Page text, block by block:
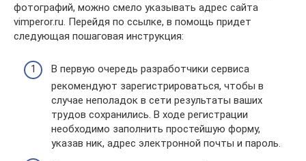
фотографий, можно смело указывать адрес сайта
vimperor.ru. Перейдя по ссылке, в помощь придет
следующая пошаговая инструкция:
В первую очередь разработчики сервиса
рекомендуют зарегистрироваться, чтобы в
случае неполадок в сети результаты ваших
трудов сохранились. В ходе регистрации
необходимо заполнить простейшую форму,
указав ник, адрес электронной почты и пароль.